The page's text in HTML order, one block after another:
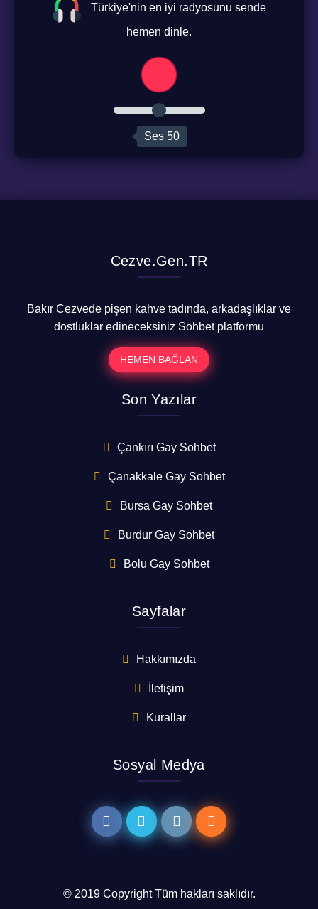
Türkiye'nin en iyi radyosunu sende
hemen dinle.
Ses 50
Cezve.Gen.TR
Bakır Cezvede pişen kahve tadında, arkadaşlıklar ve
dostluklar edineceksiniz Sohbet platformu
HEMEN BAĞLAN
Son Yazılar
Çankırı Gay Sohbet
Çanakkale Gay Sohbet
Bursa Gay Sohbet
Burdur Gay Sohbet
Bolu Gay Sohbet
Sayfalar
Hakkımızda
İletişim
Kurallar
Sosyal Medya
© 2019 Copyright Tüm hakları saklıdır.